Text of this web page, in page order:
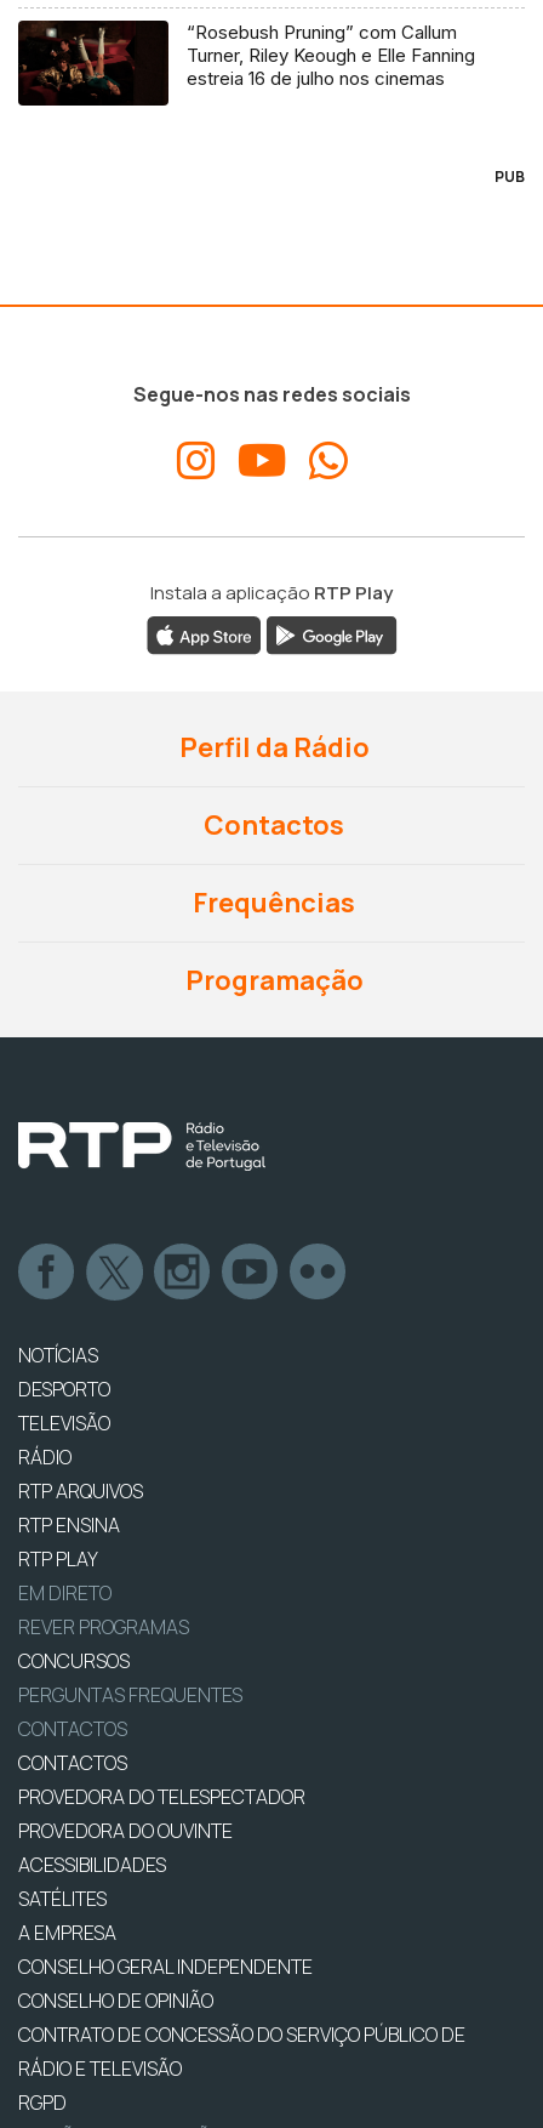
“Rosebush Pruning” com Callum
Turner, Riley Keough e Elle Fanning
estreia 16 de julho nos cinemas
PUB
Segue-nos nas redes sociais
Instala a aplicação RTP Play
Perfil da Rádio
Contactos
Frequências
Programação
NOTÍCIAS
DESPORTO
TELEVISÃO
RÁDIO
RTP ARQUIVOS
RTP ENSINA
RTP PLAY
EM DIRETO
REVER PROGRAMAS
CONCURSOS
PERGUNTAS FREQUENTES
CONTACTOS
CONTACTOS
PROVEDORA DO TELESPECTADOR
PROVEDORA DO OUVINTE
ACESSIBILIDADES
SATÉLITES
A EMPRESA
CONSELHO GERAL INDEPENDENTE
CONSELHO DE OPINIÃO
CONTRATO DE CONCESSÃO DO SERVIÇO PÚBLICO DE
RÁDIO E TELEVISÃO
RGPD